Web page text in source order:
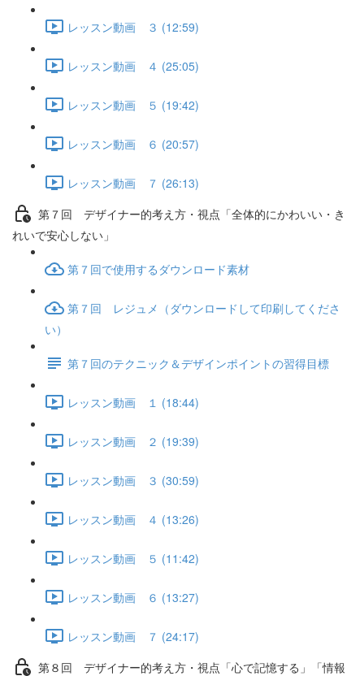
レッスン動画 ３ (12:59)
レッスン動画 ４ (25:05)
レッスン動画 ５ (19:42)
レッスン動画 ６ (20:57)
レッスン動画 ７ (26:13)
第７回 デザイナー的考え方・視点「全体的にかわいい・き
れいで安心しない」
第７回で使用するダウンロード素材
第７回 レジュメ（ダウンロードして印刷してくださ
い）
第７回のテクニック＆デザインポイントの習得目標
レッスン動画 １ (18:44)
レッスン動画 ２ (19:39)
レッスン動画 ３ (30:59)
レッスン動画 ４ (13:26)
レッスン動画 ５ (11:42)
レッスン動画 ６ (13:27)
レッスン動画 ７ (24:17)
第８回 デザイナー的考え方・視点「心で記憶する」「情報